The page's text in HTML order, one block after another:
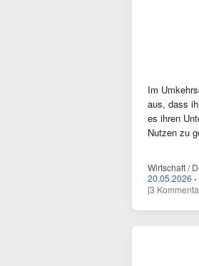
Im
aus, dass
es ihren
Nutzen zu
Wirtschaft /
20.05.2026 ·
[3